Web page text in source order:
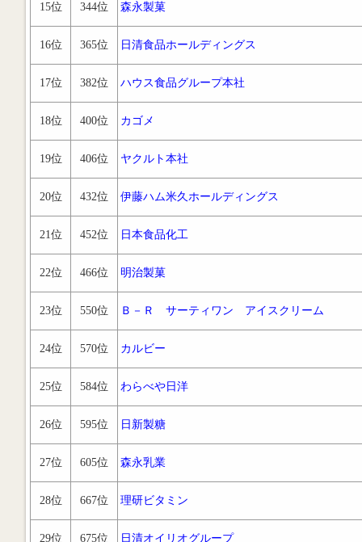
15位 344位 森永製菓
16位 365位 日清食品ホールディングス
17位 382位 ハウス食品グループ本社
18位 400位 カゴメ
19位 406位 ヤクルト本社
20位 432位 伊藤ハム米久ホールディングス
21位 452位 日本食品化工
22位 466位 明治製菓
23位 550位 Ｂ－Ｒ サーティワン アイスクリーム
24位 570位 カルビー
25位 584位 わらべや日洋
26位 595位 日新製糖
27位 605位 森永乳業
28位 667位 理研ビタミン
29位 675位 日清オイリオグループ